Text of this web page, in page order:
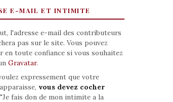
E-MAIL ET INTIMITE
l'adresse e-mail des contributeurs
pas sur le site. Vous pouvez
en toute confiance si vous souhaitez
Gravatar.
expressement que votre
vous devez cocher
fais don de mon intimite a la